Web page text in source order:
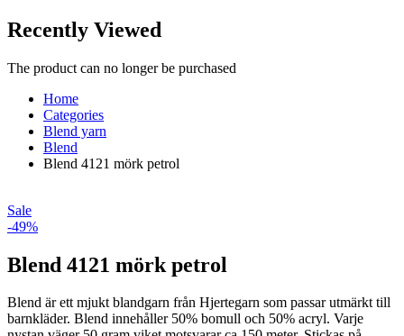
Recently Viewed
The product can no longer be purchased
Home
Categories
Blend yarn
Blend
Blend 4121 mörk petrol
Sale
-49%
Blend 4121 mörk petrol
Blend är ett mjukt blandgarn från Hjertegarn som passar utmärkt till
barnkläder. Blend innehåller 50% bomull och 50% acryl. Varje